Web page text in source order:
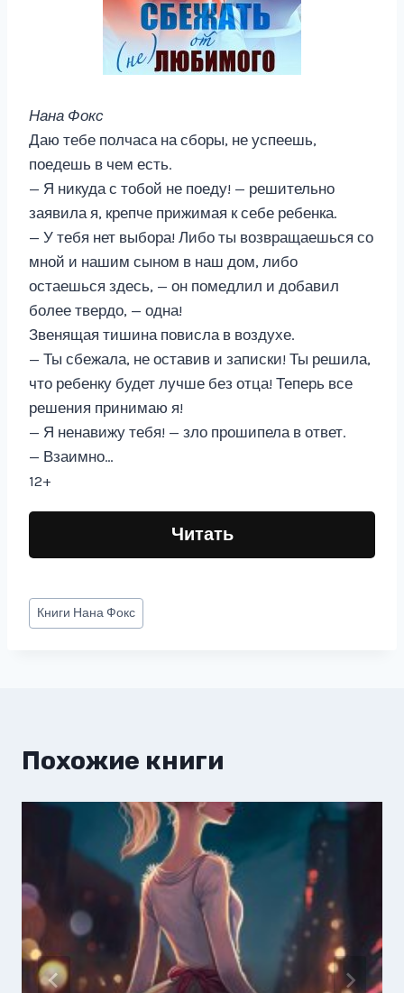
Нана Фокс
Даю тебе полчаса на сборы, не успеешь,
поедешь в чем есть.
— Я никуда с тобой не поеду! — решительно
заявила я, крепче прижимая к себе ребенка.
— У тебя нет выбора! Либо ты возвращаешься со
мной и нашим сыном в наш дом, либо
остаешься здесь, — он помедлил и добавил
более твердо, — одна!
Звенящая тишина повисла в воздухе.
— Ты сбежала, не оставив и записки! Ты решила,
что ребенку будет лучше без отца! Теперь все
решения принимаю я!
— Я ненавижу тебя! — зло прошипела в ответ.
— Взаимно…
12+
Читать
Метки
записи:
Книги Нана Фокс
Похожие книги